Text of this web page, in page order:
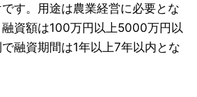
す。用途は農業経営に必要とな
資額は100万円以上5000万円以
融資期間は1年以上7年以内とな